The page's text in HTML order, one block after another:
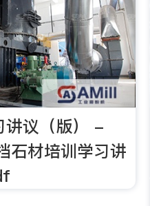
讲议（版） -
石材培训学习讲